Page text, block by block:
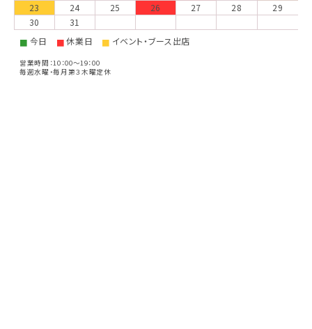
23
24 25 26 27 28
29
30
31
■ 今日 ■休業日 ■ イベント・ブース出店
営業時間：10：00～19：00
毎週水曜・毎月第３木曜定休